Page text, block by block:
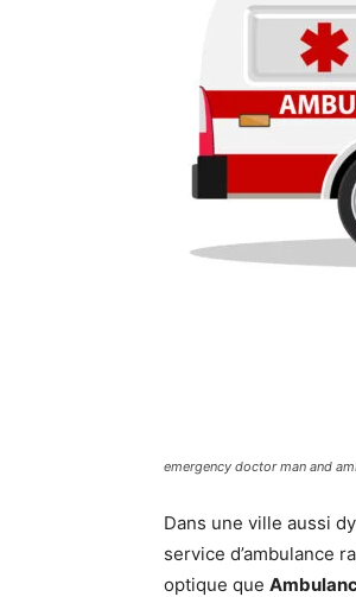
emergency doctor man and
Dans une ville aussi
service d’ambulance
optique que